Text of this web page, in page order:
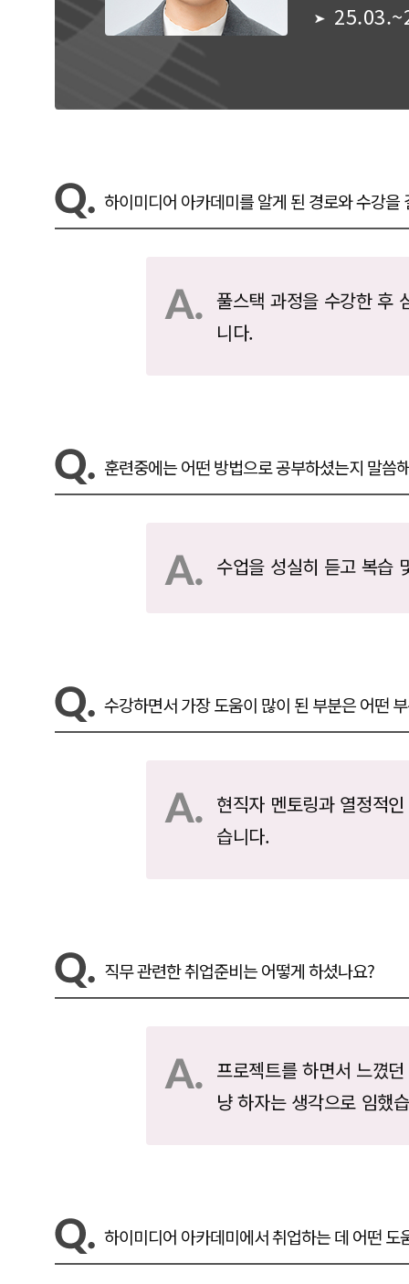
하이미디어 아카데미를 알게 된 경로와 수강을
풀스택 과정을 수강한 후
니다.
훈련중에는 어떤 방법으로 공부하셨는지 말씀
수업을 성실히 듣고 복습
수강하면서 가장 도움이 많이 된 부분은 어떤
현직자 멘토링과 열정적
습니다.
직무 관련한 취업준비는 어떻게 하셨나요?
프로젝트를 하면서 느꼈
냥 하자는 생각으로 임했
하이미디어 아카데미에서 취업하는 데 어떤 도